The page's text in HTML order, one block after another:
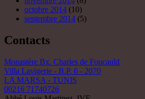
Ecrivez-nous
Nous sommes sur facebook